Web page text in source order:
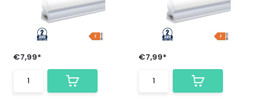
€7,99* €7,99*